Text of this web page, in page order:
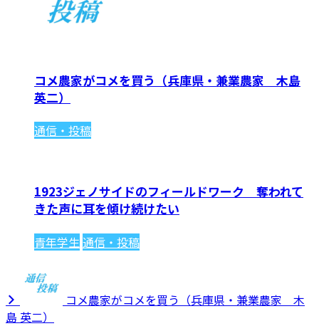
コメ農家がコメを買う（兵庫県・兼業農家 木島
英二）
通信・投稿
1923ジェノサイドのフィールドワーク 奪われて
きた声に耳を傾け続けたい
青年学生 通信・投稿
コメ農家がコメを買う（兵庫県・兼業農家 木
島 英二）